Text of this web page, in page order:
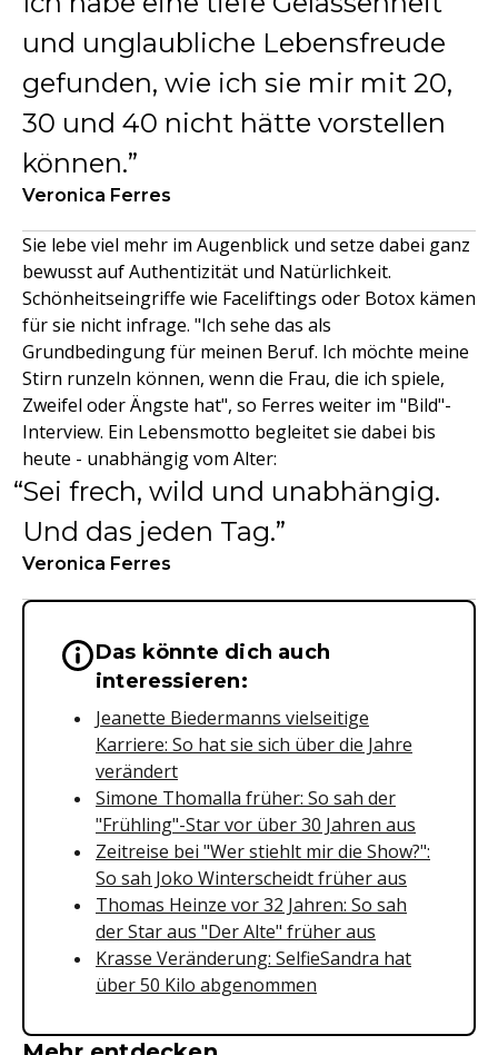
und unglaubliche Lebensfreude
gefunden, wie ich sie mir mit 20,
30 und 40 nicht hätte vorstellen
können.
Veronica Ferres
Sie lebe viel mehr im Augenblick und setze dabei ganz
bewusst auf Authentizität und Natürlichkeit.
Schönheitseingriffe wie Faceliftings oder Botox kämen
für sie nicht infrage. "Ich sehe das als
Grundbedingung für meinen Beruf. Ich möchte meine
Stirn runzeln können, wenn die Frau, die ich spiele,
Zweifel oder Ängste hat", so Ferres weiter im "Bild"-
Interview. Ein Lebensmotto begleitet sie dabei bis
heute - unabhängig vom Alter:
Sei frech, wild und unabhängig.
Und das jeden Tag.
Veronica Ferres
Wichtige Hinweise &
Das könnte dich auch
interessieren:
Jeanette Biedermanns vielseitige
Karriere: So hat sie sich über die Jahre
verändert
Simone Thomalla früher: So sah der
"Frühling"-Star vor über 30 Jahren aus
Zeitreise bei "Wer stiehlt mir die Show?":
So sah Joko Winterscheidt früher aus
Thomas Heinze vor 32 Jahren: So sah
der Star aus "Der Alte" früher aus
Krasse Veränderung: SelfieSandra hat
über 50 Kilo abgenommen